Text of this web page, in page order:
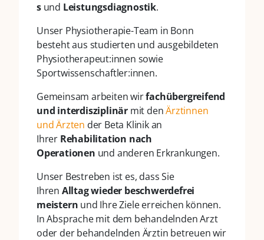
sund Leistungsdiagnostik.
Unser Physiotherapie-Team in Bonn
besteht aus studierten und ausgebildeten
Physiotherapeut:innen sowie
Sportwissenschaftler:innen.
Gemeinsam arbeiten wirfachübergreifend
und interdisziplinär mit denÄrztinnen
und Ärzten der Beta Klinik an
Ihrer Rehabilitation nach
Operationen und anderen Erkrankungen.
Unser Bestreben ist es, dass Sie
Ihren Alltag wieder beschwerdefrei
meistern und Ihre Ziele erreichen können.
In Absprache mit dem behandelnden Arzt
oder der behandelnden Ärztin betreuen wir